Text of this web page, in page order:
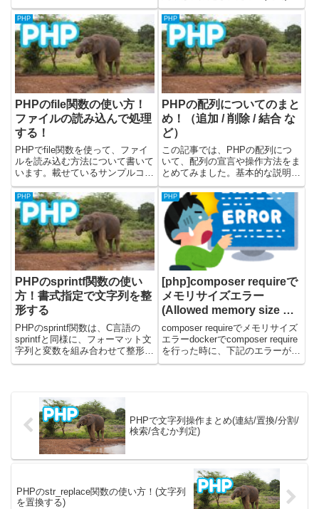
チェーン？$hoge->fuga()->get();
のように繋げてメソッドを呼ぶや
り方...
使って、同じ値で埋めた新しい配
列を作成します。この関数を使う
と、特定のキーを持つ配列を初期
化したり、特定のキーと値...
PHP
PHPのfile関数の使い方！
ファイルの読み込んで処理
する！
PHPでfile関数を使って、ファイ
ルを読み込む方法について書いて
います。載せているサンプルコー
ドについては、PHPのバージョ
ン8.1.8を使って検証していま
す。file関数の使い方file関数を使
うことで、指定したファイルパス
のファイルを...
PHP
PHPの配列についてのまと
め！（追加 / 削除 / 結合 な
ど）
この記事では、PHPの配列につ
いて、配列の宣言や操作方法をま
とめてみました。基本的な説明
は、下記記事で書いていま
す。・ 配列について・ 連想配
列について配列についての公式ド
キュメントはこちらです。PHP
で配列を宣言する方法PHPの配
列を宣言...
PHP
PHPのsprintf関数の使い
方！書式指定で文字列を整
形する
PHPのsprintf関数は、C言語の
sprintfと同様に、フォーマット文
字列と変数を組み合わせて整形済
みの文字列を生成します。この関
形し、新しい文字列を生成する」
ために使用され...
PHP
[php]composer requireで
メモリサイズエラー
(Allowed memory size of
…)
composer requireでメモリサイズ
エラーdockerでcomposer require
を行った時に、下記のエラーが発
生しました。許容メモリサイズ
PHPで文字列操作まとめ(連結/置換/分割/
検索/含むか判定)
PHPのstr_replace関数の使い方！(文字列
を置換する)